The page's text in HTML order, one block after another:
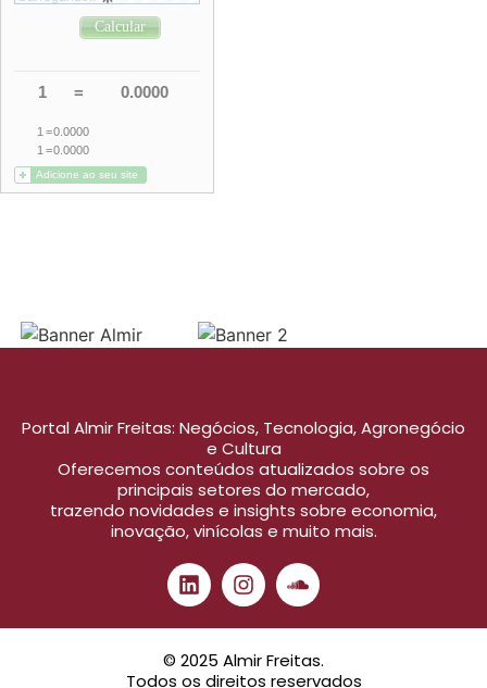
Portal Almir Freitas: Negócios, Tecnologia, Agronegócio
e Cultura
Oferecemos conteúdos atualizados sobre os
principais setores do mercado,
trazendo novidades e insights sobre economia,
inovação, vinícolas e muito mais.
© 2025 Almir Freitas.
Todos os direitos reservados